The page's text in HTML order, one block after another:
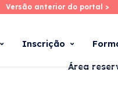
Skip
main
Versão anterior do portal >
Versão anterior do portal >
Inscrição
Área